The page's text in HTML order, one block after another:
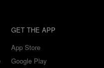
GET THE APP
App Store
Google Play